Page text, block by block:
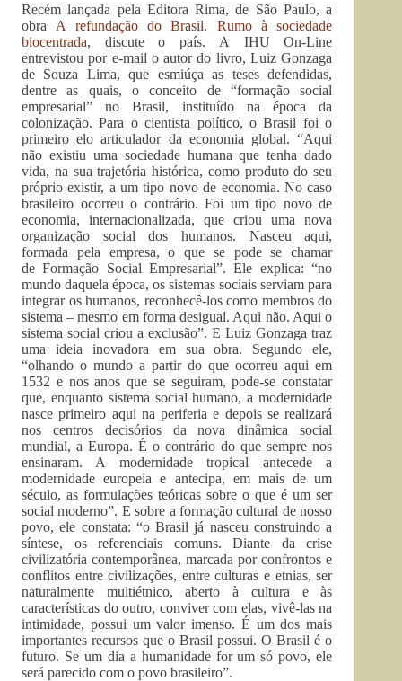
Recém lançada pela Editora Rima, de São Paulo, a
obra A refundação do Brasil. Rumo à sociedade
biocentrada, discute o país. A IHU On-Line
entrevistou por e-mail o autor do livro, Luiz Gonzaga
de Souza Lima, que esmiúça as teses defendidas,
dentre as quais, o conceito de “formação social
empresarial” no Brasil, instituído na época da
colonização. Para o cientista político, o Brasil foi o
primeiro elo articulador da economia global. “Aqui
não existiu uma sociedade humana que tenha dado
vida, na sua trajetória histórica, como produto do seu
próprio existir, a um tipo novo de economia. No caso
brasileiro ocorreu o contrário. Foi um tipo novo de
economia, internacionalizada, que criou uma nova
organização social dos humanos. Nasceu aqui,
formada pela empresa, o que se pode se chamar
de Formação Social Empresarial”. Ele explica: “no
mundo daquela época, os sistemas sociais serviam para
integrar os humanos, reconhecê-los como membros do
sistema – mesmo em forma desigual. Aqui não. Aqui o
sistema social criou a exclusão”. E Luiz Gonzaga traz
uma ideia inovadora em sua obra. Segundo ele,
“olhando o mundo a partir do que ocorreu aqui em
1532 e nos anos que se seguiram, pode-se constatar
que, enquanto sistema social humano, a modernidade
nasce primeiro aqui na periferia e depois se realizará
nos centros decisórios da nova dinâmica social
mundial, a Europa. É o contrário do que sempre nos
ensinaram. A modernidade tropical antecede a
modernidade europeia e antecipa, em mais de um
século, as formulações teóricas sobre o que é um ser
social moderno”. E sobre a formação cultural de nosso
povo, ele constata: “o Brasil já nasceu construindo a
síntese, os referenciais comuns. Diante da crise
civilizatória contemporânea, marcada por confrontos e
conflitos entre civilizações, entre culturas e etnias, ser
naturalmente multiétnico, aberto à cultura e às
características do outro, conviver com elas, vivê-las na
intimidade, possui um valor imenso. É um dos mais
importantes recursos que o Brasil possui. O Brasil é o
futuro. Se um dia a humanidade for um só povo, ele
será parecido com o povo brasileiro”.